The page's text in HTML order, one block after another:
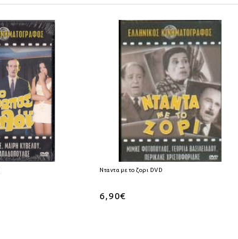
Νταντα με το ζορι DVD
6,90€